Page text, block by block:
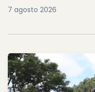
7 agosto 2026